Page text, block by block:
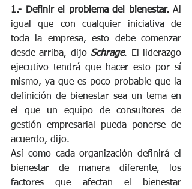
1.- Definir el problema del bienestar. Al
igual que con cualquier iniciativa de
toda la empresa, esto debe comenzar
desde arriba, dijo Schrage. El liderazgo
ejecutivo tendrá que hacer esto por sí
mismo, ya que es poco probable que la
definición de bienestar sea un tema en
el que un equipo de consultores de
gestión empresarial pueda ponerse de
acuerdo, dijo.
Así como cada organización definirá el
bienestar de manera diferente, los
factores que afectan el bienestar